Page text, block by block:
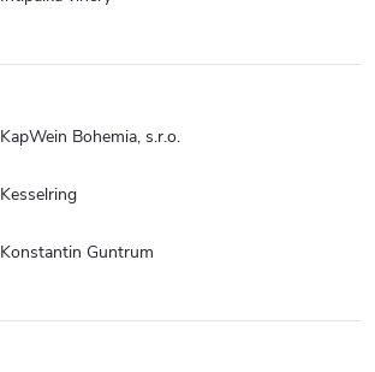
KapWein Bohemia, s.r.o.
Kesselring
Konstantin Guntrum